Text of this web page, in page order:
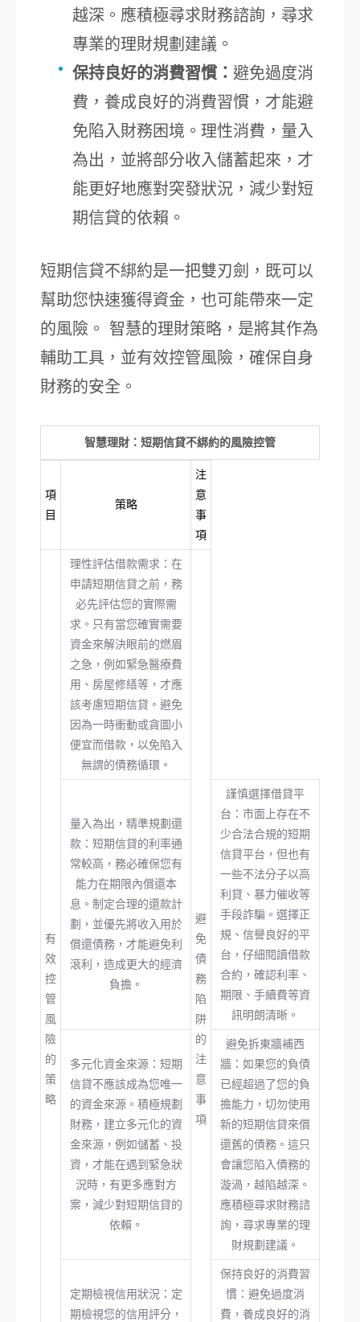
越深。應積極尋求財務諮詢，尋求
專業的理財規劃建議。
保持良好的消費習慣： 避免過度消
費，養成良好的消費習慣，才能避
免陷入財務困境。理性消費，量入
為出，並將部分收入儲蓄起來，才
能更好地應對突發狀況，減少對短
期信貸的依賴。
短期信貸不綁約是一把雙刃劍，既可以
幫助您快速獲得資金，也可能帶來一定
的風險。 智慧的理財策略，是將其作為
輔助工具，並有效控管風險，確保自身
財務的安全。
智慧理財：短期信貸不綁約的風險控管
項
目
策略
注
意
事
項
有
效
控
管
風
險
的
策
略
理性評估借款需求：在
申請短期信貸之前，務
必先評估您的實際需
求。只有當您確實需要
資金來解決眼前的燃眉
之急，例如緊急醫療費
用、房屋修繕等，才應
該考慮短期信貸。避免
因為一時衝動或貪圖小
便宜而借款，以免陷入
無謂的債務循環。
避
免
債
務
陷
阱
的
注
意
事
項
量入為出，精準規劃還
款：短期信貸的利率通
常較高，務必確保您有
能力在期限內償還本
息。制定合理的還款計
劃，並優先將收入用於
償還債務，才能避免利
滾利，造成更大的經濟
負擔。
謹慎選擇借貸平
台：市面上存在不
少合法合規的短期
信貸平台，但也有
一些不法分子以高
利貸、暴力催收等
手段詐騙。選擇正
規、信譽良好的平
台，仔細閱讀借款
合約，確認利率、
期限、手續費等資
訊明朗清晰。
多元化資金來源：短期
信貸不應該成為您唯一
的資金來源。積極規劃
財務，建立多元化的資
金來源，例如儲蓄、投
資，才能在遇到緊急狀
況時，有更多應對方
案，減少對短期信貸的
依賴。
避免拆東牆補西
牆：如果您的負債
已經超過了您的負
擔能力，切勿使用
新的短期信貸來償
還舊的債務。這只
會讓您陷入債務的
漩渦，越陷越深。
應積極尋求財務諮
詢，尋求專業的理
財規劃建議。
定期檢視信用狀況：定
期檢視您的信用評分，
保持良好的消費習
慣：避免過度消
費，養成良好的消